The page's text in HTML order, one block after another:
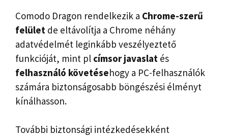
Comodo Dragon rendelkezik a Chrome-szerű
felület de eltávolítja a Chrome néhány
adatvédelmét leginkább veszélyeztető
funkcióját, mint pl címsorjavaslat és
felhasználó követésehogy a PC-felhasználók
számára biztonságosabb böngészési élményt
kínálhasson.
További biztonsági intézkedésekként